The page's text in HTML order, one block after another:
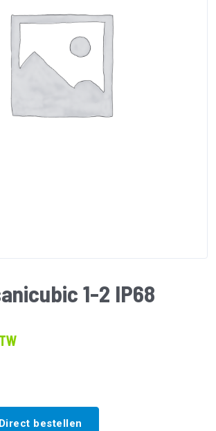
1-2 IP68
Direct bestellen